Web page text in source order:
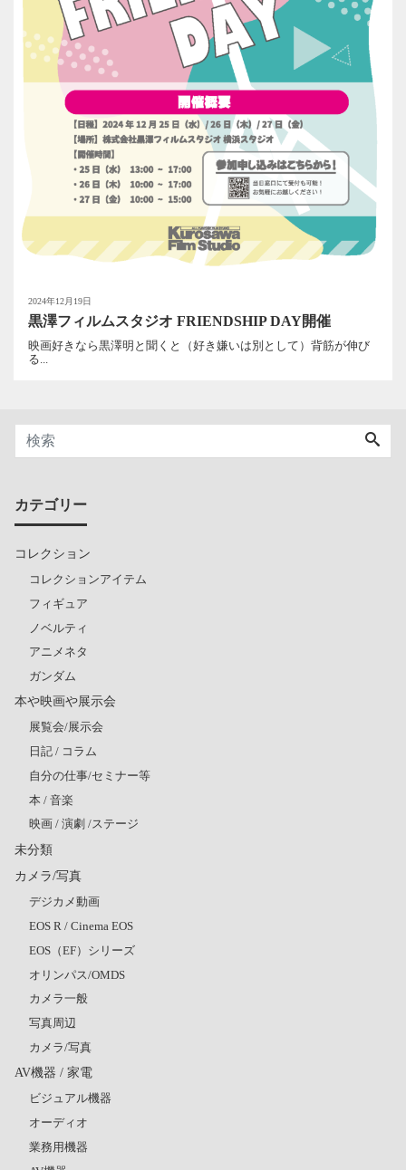
2024年12月19日
黒澤フィルムスタジオ FRIENDSHIP DAY開催
映画好きなら黒澤明と聞くと（好き嫌いは別として）背筋が伸び
る...
カテゴリー
コレクション
コレクションアイテム
フィギュア
ノベルティ
アニメネタ
ガンダム
本や映画や展示会
展覧会/展示会
日記 / コラム
自分の仕事/セミナー等
本 / 音楽
映画 / 演劇 /ステージ
未分類
カメラ/写真
デジカメ動画
EOS R / Cinema EOS
EOS（EF）シリーズ
オリンパス/OMDS
カメラ一般
写真周辺
カメラ/写真
AV機器 / 家電
ビジュアル機器
オーディオ
業務用機器